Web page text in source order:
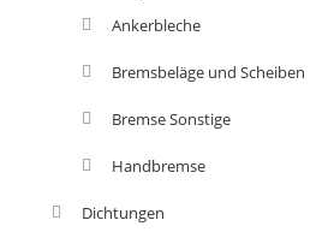
Ankerbleche
Bremsbeläge und Scheiben
Bremse Sonstige
Handbremse
Dichtungen